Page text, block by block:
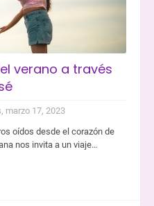
verano a través
marzo 17, 2023
oídos desde el corazón de
nos invita a un viaje…